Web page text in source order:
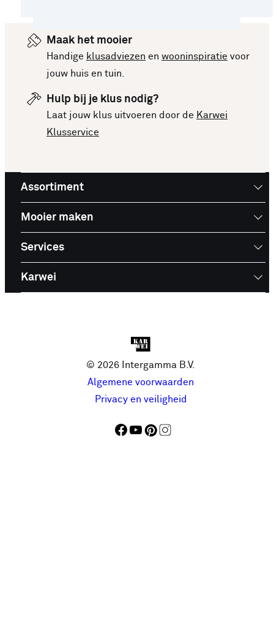
Maak het mooier
Handige klusadviezen en wooninspiratie voor
jouw huis en tuin.
Hulp bij je klus nodig?
Laat jouw klus uitvoeren door de Karwei
Klusservice
Assortiment
Mooier maken
Services
Karwei
© 2026 Intergamma B.V.
Algemene voorwaarden
Privacy en veiligheid